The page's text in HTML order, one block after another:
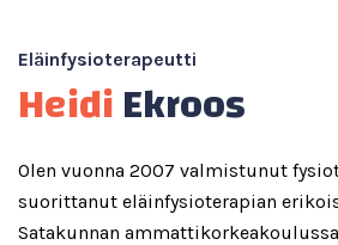
Eläinfysioterapeutti
HeidiEkroos
Olen vuonna 2007 valmistunut
suorittanut eläinfysioterapian
Satakunnan